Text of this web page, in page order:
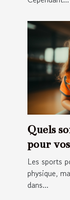
Quels
pour
Les sports
physique,
dans...